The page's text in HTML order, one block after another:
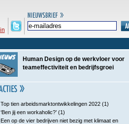
Human Design op de werkvloer voor
teameffectiviteit en bedrijfsgroei
Top tien arbeidsmarktontwikkelingen 2022 (1)
‘Ben jij een workaholic?’ (1)
Een op de vier bedrijven niet bezig met klimaat en